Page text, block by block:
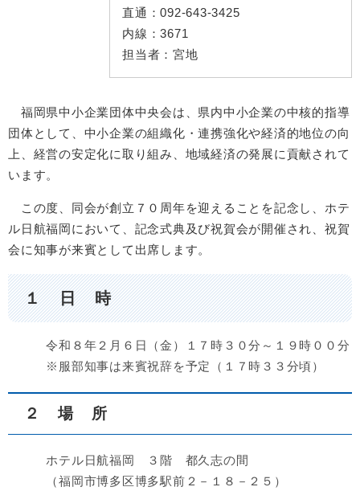
直通：092-643-3425
内線：3671
担当者： 宮地
福岡県中小企業団体中央会は、県内中小企業の中核的指導
団体として、中小企業の組織化・連携強化や経済的地位の向
上、経営の安定化に取り組み、地域経済の発展に貢献されて
います。
この度、同会が創立７０周年を迎えることを記念し、ホテ
ル日航福岡において、記念式典及び祝賀会が開催され、祝賀
会に知事が来賓として出席します。​
１ 日 時
令和８年２月６日（金）１７時３０分～１９時００分
​ ※服部知事は来賓祝辞を予定（１７時３３分頃）
２ 場 所
ホテル日航福岡 ３階 都久志の間
（福岡市博多区博多駅前２－１８－２５）